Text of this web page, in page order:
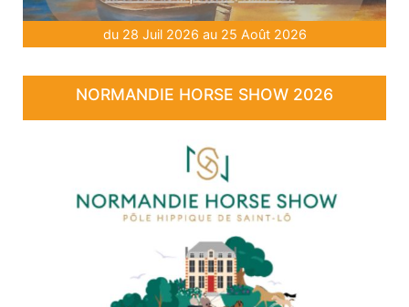
du 28 Juil 2026 au 25 Août 2026
NORMANDIE HORSE SHOW 2026